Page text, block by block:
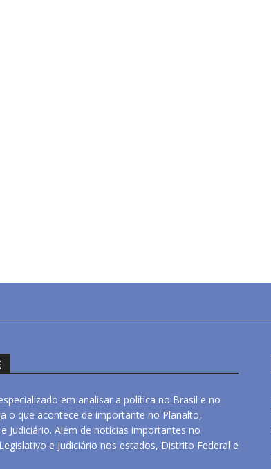
em analisar a política no Brasil e no
o que acontece de importante no Planalto,
Judiciário. Além de notícias importantes no
e Judiciário nos estados, Distrito Federal e